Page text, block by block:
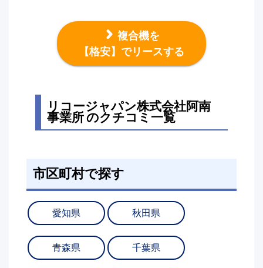
複合機を
【格安】でリースする
リコージャパン株式会社阿南
事業所 のクチコミ一覧
市区町村で探す
愛知県 秋田県
青森県 千葉県